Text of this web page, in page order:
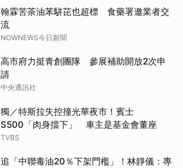
翰霖苦茶油苯駢芘也超標 食藥署邀業者交
流
NOWNEWS今日新聞
高市府力挺青創團隊 參展補助開放2次申
請
中央通訊社
獨／特斯拉失控撞光華夜市！賓士
S500「肉身擋下」 車主是基金會董座
TVBS
追「中聯毒油20％下架門檻」！林靜儀：專